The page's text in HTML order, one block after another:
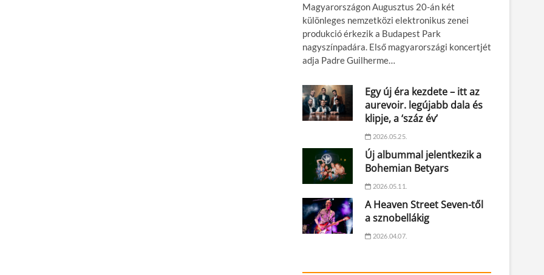
Magyarországon Augusztus 20-án két
különleges nemzetközi elektronikus zenei
produkció érkezik a Budapest Park
nagyszínpadára. Első magyarországi koncertjét
adja Padre Guilherme…
Egy új éra kezdete – itt az
aurevoir. legújabb dala és
klipje, a ‘száz év’
2026.05.25.
Új albummal jelentkezik a
Bohemian Betyars
2026.05.11.
A Heaven Street Seven-től
a sznobellákig
2026.04.07.